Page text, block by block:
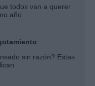
todos van a querer
año
sin razón? Estas